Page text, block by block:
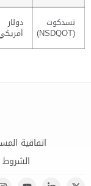
نسدكوت
(NSDQOT)
دولار
اتفاقية
الشروط